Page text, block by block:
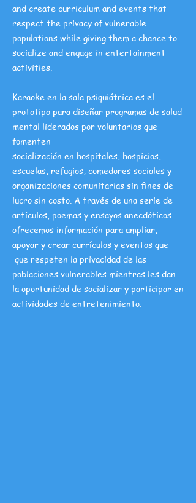
and create curriculum and events that
respect the privacy of vulnerable
populations while giving them a chance to
socialize and engage in entertainment
activities.
Karaoke en la sala psiquiátrica es el
prototipo para diseñar programas de salud
mental liderados por voluntarios que
fomenten
socialización en hospitales, hospicios,
escuelas, refugios, comedores sociales y
organizaciones comunitarias sin fines de
lucro sin costo. A través de una serie de
artículos, poemas y ensayos anecdóticos
ofrecemos información para ampliar,
apoyar y crear currículos y eventos que
que respeten la privacidad de las
poblaciones vulnerables mientras les dan
la oportunidad de socializar y participar en
actividades de entretenimiento.